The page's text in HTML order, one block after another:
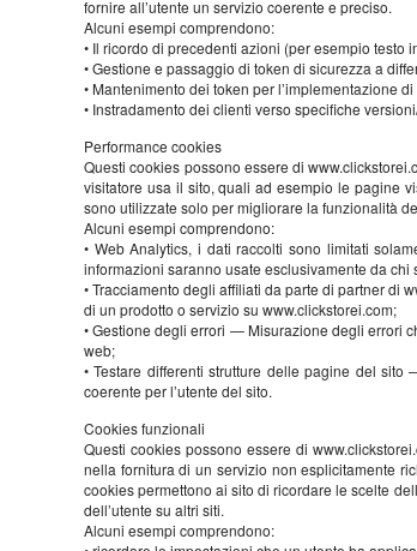
fornire all’utente un servizio coerente e preciso.
Alcuni esempi comprendono:
• Il ricordo di precedenti azioni (per esempio
• Gestione e passaggio di token di sicurezza a
• Mantenimento dei token per l’implementazione
• Instradamento dei clienti verso specifiche
Performance cookies
Questi cookies possono essere di
visitatore usa il sito, quali ad esempio le pagine
sono utilizzate solo per migliorare la funzionalità
Alcuni esempi comprendono:
• Web Analytics, i dati raccolti sono limitati
informazioni saranno usate esclusivamente da
• Tracciamento degli affiliati da parte di partner di
di un prodotto o servizio su www.clickstorei.com;
• Gestione degli errori — Misurazione degli errori
web;
• Testare differenti strutture delle pagine del
coerente per l’utente del sito.
Cookies funzionali
Questi cookies possono essere di
nella fornitura di un servizio non esplicitamente
cookies permettono ai sito di ricordare le scelte
dell’utente su altri siti.
Alcuni esempi comprendono: